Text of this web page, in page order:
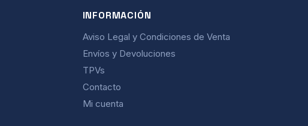
INFORMACIÓN
Aviso Legal y Condiciones de Venta
Envíos y Devoluciones
TPVs
Contacto
Mi cuenta